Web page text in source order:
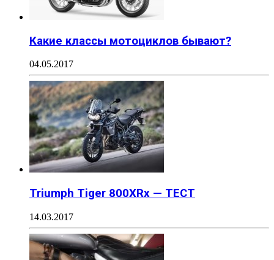
Какие классы мотоциклов бывают?
04.05.2017
Triumph Tiger 800XRx — ТЕСТ
14.03.2017